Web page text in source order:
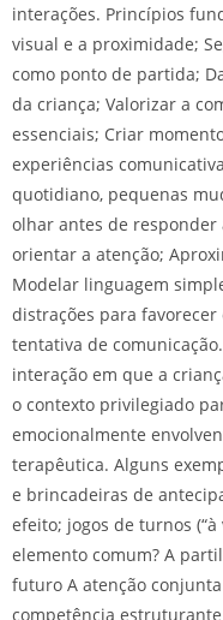
interações. Princípios
visual e a proximidade;
como ponto de partida;
da criança; Valorizar a
essenciais; Criar
experiências
quotidiano, pequenas
olhar antes de
orientar a atenção;
Modelar linguagem
distrações para
tentativa de
interação em que a
o contexto privilegiado
emocionalmente
terapêutica. Alguns
e brincadeiras de
efeito; jogos de turnos
elemento comum? A
futuro A atenção
competência